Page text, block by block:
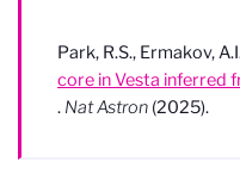
Park, R.S., Ermakov,
core in Vesta inferred
. Nat Astron (2025).